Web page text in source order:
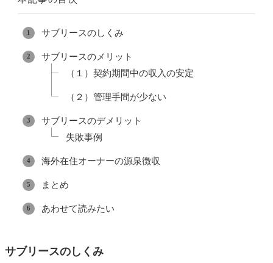
サブリースのしくみ
サブリースのメリット
（１）契約期間中の収入の安定
（２）管理手間が少ない
サブリースのデメリット
失敗事例
海外在住オーナーの源泉徴収
まとめ
あわせて読みたい
サブリースのしくみ